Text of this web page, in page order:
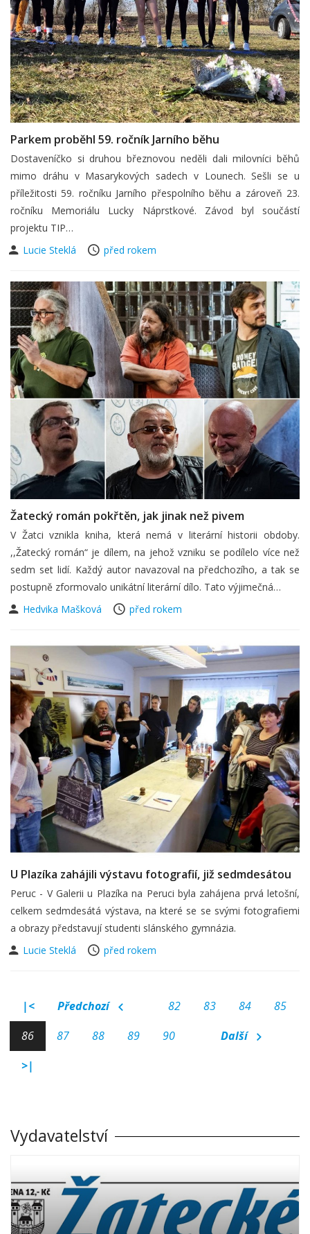
Parkem proběhl 59. ročník Jarního běhu
Dostaveníčko si druhou březnovou neděli dali milovníci běhů
mimo dráhu v Masarykových sadech v Lounech. Sešli se u
příležitosti 59. ročníku Jarního přespolního běhu a zároveň 23.
ročníku Memoriálu Lucky Náprstkové. Závod byl součástí
projektu TIP…
Lucie Steklá
před rokem
Žatecký román pokřtěn, jak jinak než pivem
V Žatci vznikla kniha, která nemá v literární historii obdoby.
,,Žatecký román“ je dílem, na jehož vzniku se podílelo více než
sedm set lidí. Každý autor navazoval na předchozího, a tak se
postupně zformovalo unikátní literární dílo. Tato výjimečná…
Hedvika Mašková
před rokem
U Plazíka zahájili výstavu fotografií, již sedmdesátou
Peruc - V Galerii u Plazíka na Peruci byla zahájena prvá letošní,
celkem sedmdesátá výstava, na které se se svými fotografiemi
a obrazy představují studenti slánského gymnázia.
Lucie Steklá
před rokem
|< Předchozí 82 83 84
85
86
87 88 89 90
Další
>|
Vydavatelství